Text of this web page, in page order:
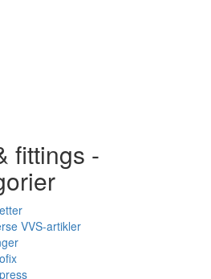
fittings -
VVS-artikler